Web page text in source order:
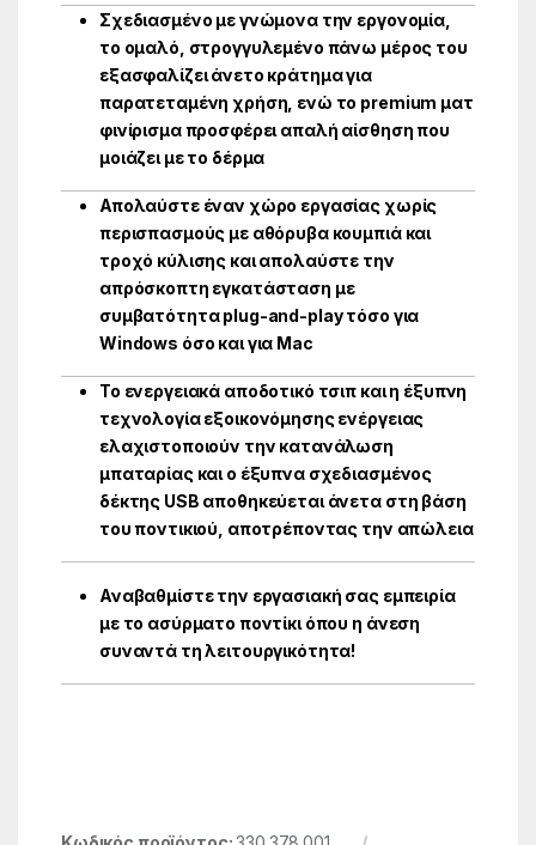
Σχεδιασμένο με γνώμονα την εργονομία,
το ομαλό, στρογγυλεμένο πάνω μέρος του
εξασφαλίζει άνετο κράτημα για
παρατεταμένη χρήση, ενώ το premium ματ
φινίρισμα προσφέρει απαλή αίσθηση που
μοιάζει με το δέρμα
Απολαύστε έναν χώρο εργασίας χωρίς
περισπασμούς με αθόρυβα κουμπιά και
τροχό κύλισης και απολαύστε την
απρόσκοπτη εγκατάσταση με
συμβατότητα plug-and-play τόσο για
Windows όσο και για Mac
Το ενεργειακά αποδοτικό τσιπ και η έξυπνη
τεχνολογία εξοικονόμησης ενέργειας
ελαχιστοποιούν την κατανάλωση
μπαταρίας και ο έξυπνα σχεδιασμένος
δέκτης USB αποθηκεύεται άνετα στη βάση
του ποντικιού, αποτρέποντας την απώλεια
Αναβαθμίστε την εργασιακή σας εμπειρία
με το ασύρματο ποντίκι όπου η άνεση
συναντά τη λειτουργικότητα!